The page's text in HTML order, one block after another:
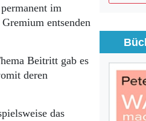
im
entsenden
Beitritt gab es
deren
das